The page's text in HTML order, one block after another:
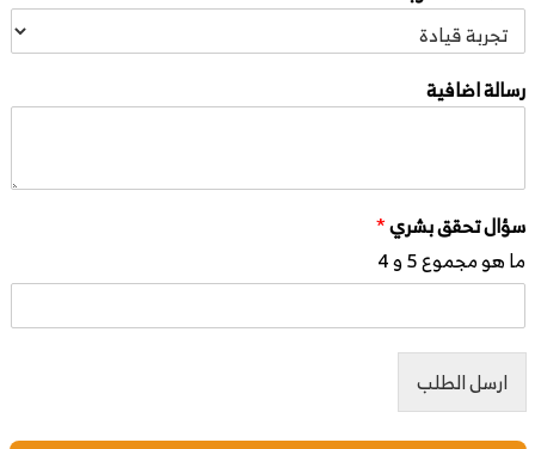
رسالة اضافية
سؤال تحقق بشري*
ما هو مجموع 5 و 4
ارسل الطلب